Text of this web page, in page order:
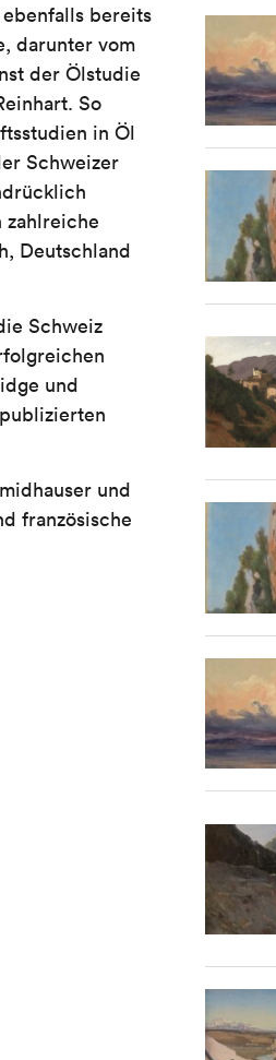
bereits
darunter vom
der Ölstudie
So
in Öl
Schweizer
Deutschland
Schweiz
und
und
französische